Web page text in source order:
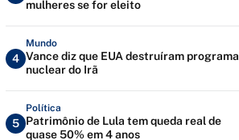
mulheres se for eleito
4
Mundo
Vance diz que EUA destruíram programa
nuclear do Irã
5
Política
Patrimônio de Lula tem queda real de
quase 50% em 4 anos